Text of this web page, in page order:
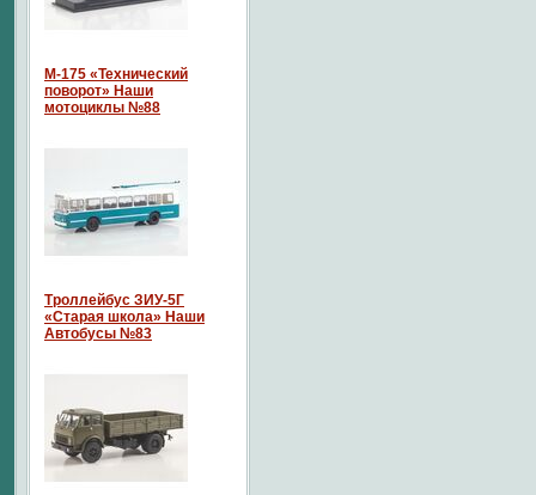
М-175 «Технический
поворот» Наши
мотоциклы №88
Троллейбус ЗИУ-5Г
«Старая школа» Наши
Автобусы №83